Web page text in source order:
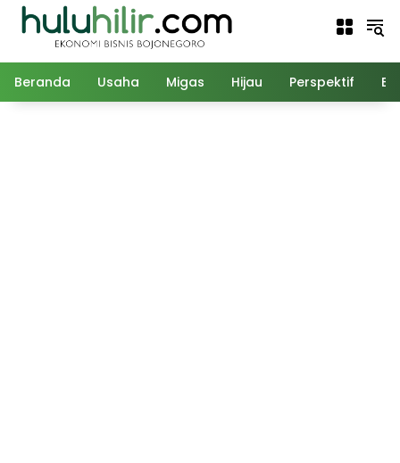
Langsung
Beranda Usaha Migas Hijau Perspektif